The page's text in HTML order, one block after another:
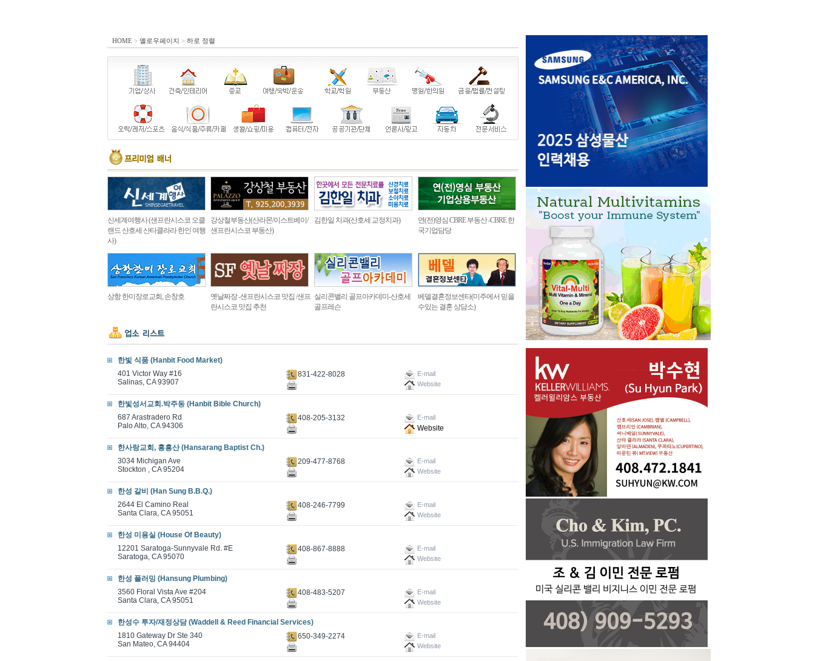
HOME > 옐로우페이지 > 하로 정렬
신세계여행사 (샌프란시스코 오클
랜드 산호세 산타클라라 한인 여행
사)
강상철부동산(산라몬/이스트베이/
샌프란시스코 부동산)
김한일 치과(산호세 교정치과)
연(전)영심 CBRE 부동산 -CBRE 한
국기업담당
상항 한미장로교회, 손창호
옛날짜장 -샌프란시스코 맛집 /샌프
란시스코 맛집 추천
실리콘밸리 골프아카데미-산호세
골프레슨
베델결혼정보센타(미주에서 믿을
수있는 결혼 상담소)
한빛 식품 (Hanbit Food Market)
401 Victor Way #16
Salinas, CA 93907
831-422-8028
E-mail
Website
한빛성서교회.박주동 (Hanbit Bible Church)
687 Arastradero Rd
Palo Alto, CA 94306
408-205-3132 E-mail
Website
한사랑교회, 홍흥산 (Hansarang Baptist Ch.)
3034 Michigan Ave
Stockton , CA 95204
209-477-8768
E-mail
Website
한성 갈비 (Han Sung B.B.Q.)
2644 El Camino Real
Santa Clara, CA 95051
408-246-7799
E-mail
Website
한성 미용실 (House Of Beauty)
12201 Saratoga-Sunnyvale Rd. #E
Saratoga, CA 95070
408-867-8888
E-mail
Website
한성 플러밍 (Hansung Plumbing)
3560 Floral Vista Ave #204
Santa Clara, CA 95051
408-483-5207
E-mail
Website
한성수 투자/재정상담 (Waddell & Reed Financial Services)
1810 Gateway Dr Ste 340
San Mateo, CA 94404
650-349-2274
E-mail
Website